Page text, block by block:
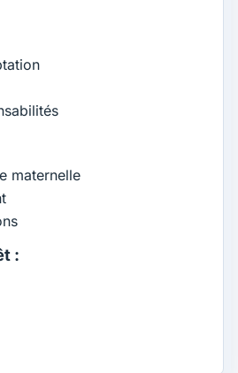
maternelle
: